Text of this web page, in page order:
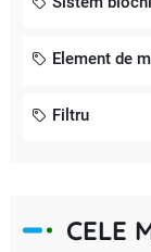
Element de
Filtru
CELE